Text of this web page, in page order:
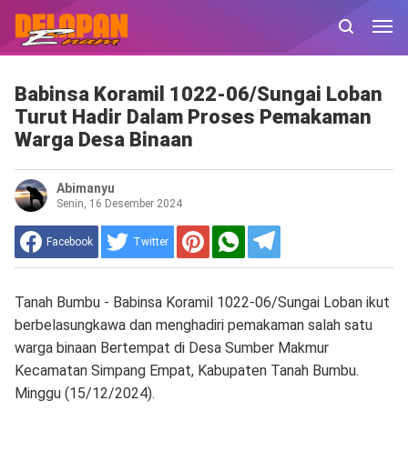
Babinsa Koramil 1022-06/Sungai Loban
Turut Hadir Dalam Proses Pemakaman
Warga Desa Binaan
Abimanyu
Senin, 16 Desember 2024
Facebook Twitter
Tanah Bumbu - Babinsa Koramil 1022-06/Sungai Loban ikut
berbelasungkawa dan menghadiri pemakaman salah satu
warga binaan Bertempat di Desa Sumber Makmur
Kecamatan Simpang Empat, Kabupaten Tanah Bumbu.
Minggu (15/12/2024).